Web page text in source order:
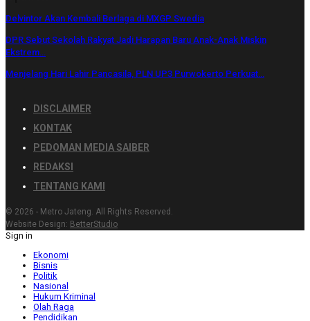
Delvintor Akan Kembali Berlaga di MXGP Swedia
DPR Sebut Sekolah Rakyat Jadi Harapan Baru Anak-Anak Miskin
Ekstrem…
Menjelang Hari Lahir Pancasila, PLN UP3 Purwokerto Perkuat…
DISCLAIMER
KONTAK
PEDOMAN MEDIA SAIBER
REDAKSI
TENTANG KAMI
© 2026 - Metro Jateng. All Rights Reserved.
Website Design: BetterStudio
Sign in
Ekonomi
Bisnis
Politik
Nasional
Hukum Kriminal
Olah Raga
Pendidikan